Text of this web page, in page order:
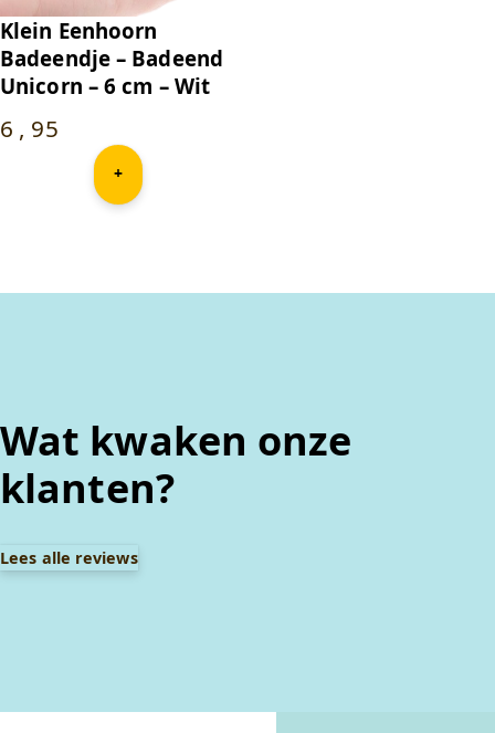
Klein Eenhoorn
Badeendje – Badeend
Unicorn – 6 cm – Wit
6 , 95
+
Wat kwaken onze
klanten?
Lees alle reviews